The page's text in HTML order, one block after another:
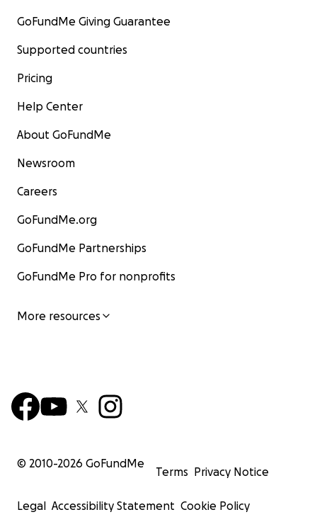
GoFundMe Giving Guarantee
Supported countries
Pricing
Help Center
About GoFundMe
Newsroom
Careers
GoFundMe.org
GoFundMe Partnerships
GoFundMe Pro for nonprofits
More resources
© 2010-2026 GoFundMe
Terms Privacy Notice
Legal Accessibility Statement Cookie Policy